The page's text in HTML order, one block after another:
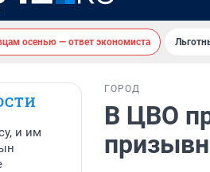
осенью — ответ экономиста
и им
ГОРОД
В ЦВО